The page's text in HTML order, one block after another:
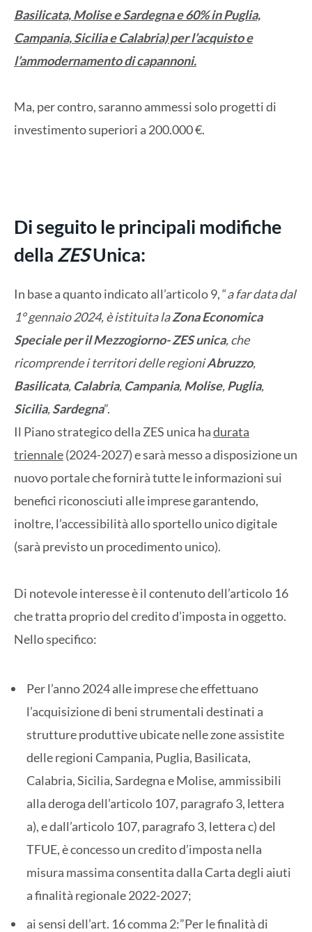
Basilicata, Molise e Sardegna e 60% in Puglia,
Campania, Sicilia e Calabria) per l’acquisto e
l’ammodernamento di capannoni.
Ma, per contro, saranno ammessi solo progetti di
investimento superiori a 200.000 €.
Di seguito le principali modifiche
della ZESUnica:
In base a quanto indicato all’articolo 9, “a far data dal
1° gennaio 2024, è istituita laZona Economica
Speciale per il Mezzogiorno- ZES unica, che
ricomprende i territori delle regioniAbruzzo,
Basilicata, Calabria, Campania,Molise,Puglia,
Sicilia,Sardegna”.
Il Piano strategico della ZES unica hadurata
triennale(2024-2027) e sarà messo a disposizione un
nuovo portale che fornirà tutte le informazioni sui
benefici riconosciuti alle imprese garantendo,
inoltre, l’accessibilità allo sportello unico digitale
(sarà previsto un procedimento unico).
Di notevole interesse è il contenuto dell’articolo 16
che tratta proprio del credito d’imposta in oggetto.
Nello specifico:
Per l’anno 2024 alle imprese che effettuano
l’acquisizione di beni strumentali destinati a
strutture produttive ubicate nelle zone assistite
delle regioni Campania, Puglia, Basilicata,
Calabria, Sicilia, Sardegna e Molise, ammissibili
alla deroga dell’articolo 107, paragrafo 3, lettera
a), e dall’articolo 107, paragrafo 3, lettera c) del
TFUE, è concesso un credito d’imposta nella
misura massima consentita dalla Carta degli aiuti
a finalità regionale 2022-2027;
ai sensi dell’art. 16 comma 2:”Per le finalità di